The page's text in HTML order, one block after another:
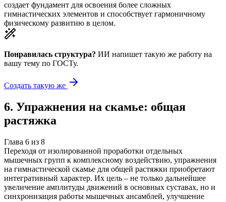
создает фундамент для освоения более сложных
гимнастических элементов и способствует гармоничному
физическому развитию в целом.
Понравилась структура? ИИ напишет такую же работу на
вашу тему по ГОСТу.
Создать такую же
6. Упражнения на скамье: общая
растяжка
Глава 6 из 8
Переходя от изолированной проработки отдельных
мышечных групп к комплексному воздействию, упражнения
на гимнастической скамье для общей растяжки приобретают
интегративный характер. Их цель – не только дальнейшее
увеличение амплитуды движений в основных суставах, но и
синхронизация работы мышечных ансамблей, улучшение